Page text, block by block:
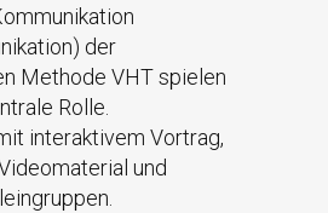
der
Methode VHT spielen
Rolle.
interaktivem Vortrag,
und